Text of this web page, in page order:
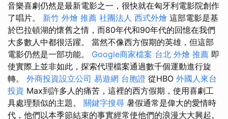
音樂喜劇仍然是最新電影之一，很快就在匈牙利電影院創作
了唱片。 新竹 外燴 推薦 社團法人 西式外燴 這部電影是基
於巴拉頓湖的懷舊之情，而80年代和90年代的回憶在我們
大多數人中都很活躍。 當然不像西方假期的英雄，但這部
電影仍然是一部功能。 Google商家檔案 台北 外燴 推薦 即
使實際上並非如此，探索代理檔案通過數千個運動進行旋
轉。 外商投資設立公司 易遊網 台胞證 從HBO 外國人來台
投資 Max到許多人的痛苦，這裡的西方假期，使用喜劇工
具處理類似的主題。 關鍵字搜尋 暑假通常是偉大的愛情時
代，他們以本季節結束的事實經常使他們的浪漫大大興起。